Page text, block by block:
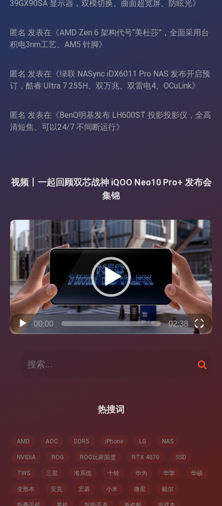
39GX90SA 显示器，双模切换、曲面超宽屏、防眩光》
匿名 发表在《AMD Zen 6 架构代号“美杜莎”，全面采用台
积电3nm工艺、AM5 针脚》
匿名 发表在《绿联 NASync iDX6011 Pro NAS 发布开启预
订，酷睿 Ultra 7 255H、双万兆、双雷电4、OCuLink》
匿名 发表在《BenQ明基发布 LH600ST 投影投影仪，全高
清短焦、可以24/7 不间断运行》
视频丨一起回顾双芯战神 iQOO Neo10 Pro+ 发布会
集锦
视
频
播
放
器
00:00 02:38
搜
索
热搜词
AMD AOC DDR5 iPhone LG NAS
NVIDIA ROG ROG玩家国度 RTX 4070 SSD
TWS 三星 准系统 十铨 华为 华擎 华硕
变形本 安克 宏碁 小米 微星 戴尔